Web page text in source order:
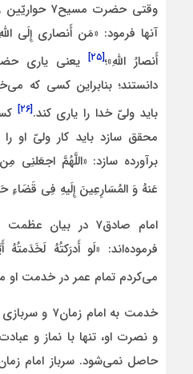
وقتی حضرت
آنها فرمود: «مَن أَنصاری إِلَی
أَنصارُ اللَّهِ»؛[۲۵]
دانستند؛ بنابراین کسی که
باید ولیّ خدا را یاری کند.[۲۶]
محقق سازد باید کار ولیّ او را
برآورده سازد: «اللَّهُمَّ اجعَلنِی
عَنهُ وَ المُسَارِعِینَ إِلَیهِ فِی قَضَاءِ
فرموده‌اند: «لَو أَدرَکتُهُ
می‌کردم تمام عمر در خدمت او
خدمت به امام
و نصرت او، تنها با نماز و